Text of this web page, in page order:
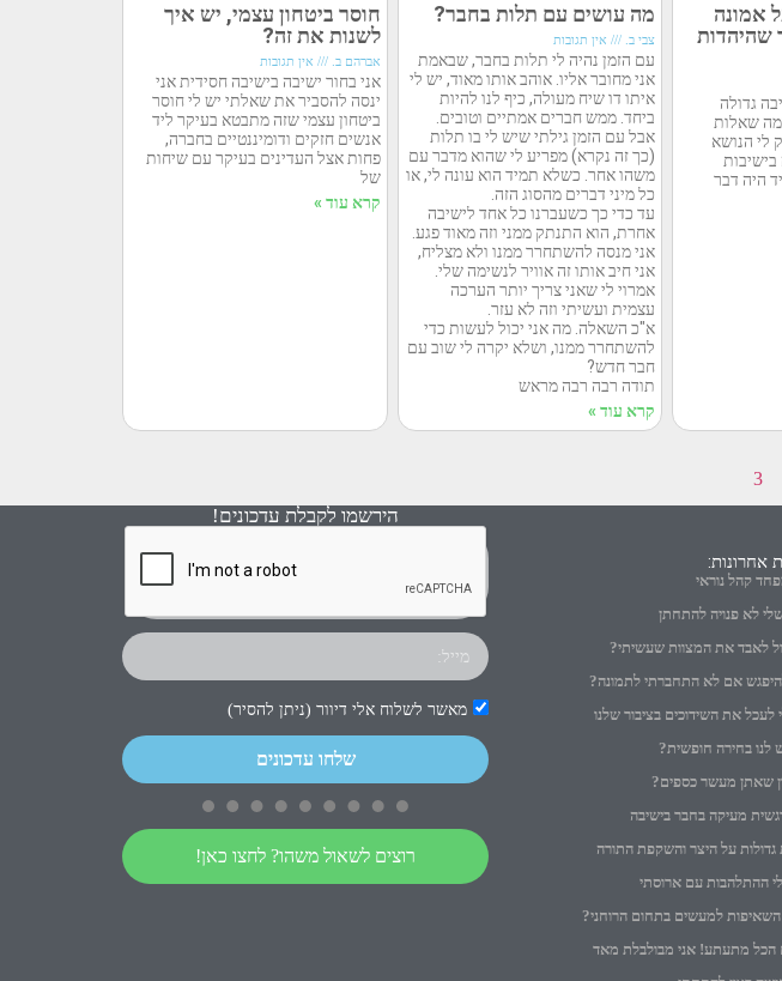
אמונה
שהיהדות
גדולה
שאלות
הציק לי הנושא
בישיבות
היה דבר
מה עושים עם תלות בחבר?
צבי ב. אין תגובות
עם הזמן נהיה לי תלות בחבר, שבאמת
אני מחובר אליו. אוהב אותו מאוד, יש לי
איתו דו שיח מעולה, כיף לנו להיות
ביחד. ממש חברים אמתיים וטובים.
אבל עם הזמן גילתי שיש לי בו תלות
(כך זה נקרא) מפריע לי שהוא מדבר עם
משהו אחר. כשלא תמיד הוא עונה לי, או
כל מיני דברים מהסוג הזה.
עד כדי כך כשעברנו כל אחד לישיבה
אחרת, הוא התנתק ממני וזה מאוד פגע.
אני מנסה להשתחרר ממנו ולא מצליח,
אני חיב אותו זה אוויר לנשימה שלי.
אמרוי לי שאני צריך יותר הערכה
עצמית ועשיתי וזה לא עזר.
א"כ השאלה. מה אני יכול לעשות כדי
להשתחרר ממנו, ושלא יקרה לי שוב עם
חבר חדש?
תודה רבה רבה מראש
קרא עוד »
חוסר ביטחון עצמי, יש איך
לשנות את זה?
אברהם ב. אין תגובות
אני בחור ישיבה בישיבה חסידית אני
ינסה להסביר את שאלתי יש לי חוסר
ביטחון עצמי שזה מתבטא בעיקר ליד
אנשים חזקים ודומיננטיים בחברה,
פחות אצל העדינים בעיקר עם שיחות
של
קרא עוד »
3
אחרונות:
קהל נוראי
לא פנויה להתחתן
לאבד את המצוות שעשיתי?
אם לא התחברתי לתמונה?
לעכל את השידוכים בציבור שלנו
לנו בחירה חופשית?
שאתן מעשר כספים?
מעיקה בחבר בישיבה
על היצר והשקפת התורה
ההתלהבות עם ארוסתי
השאיפות למעשים בתחום הרוחני?
הכל מתעתע! אני מבולבלת מאד
הירשמו לקבלת עדכונים!
מאשר לשלוח אלי דיוור (ניתן להסיר)
שלחו עדכונים
רוצים לשאול משהו? לחצו כאן!